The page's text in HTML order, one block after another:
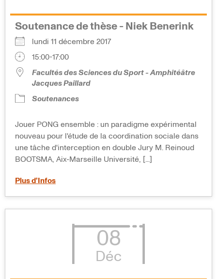
Soutenance de thèse - Niek Benerink
lundi 11 décembre 2017
15:00-17:00
Facultés des Sciences du Sport - Amphitéâtre
Jacques Paillard
Soutenances
Jouer PONG ensemble : un paradigme expérimental
nouveau pour l'étude de la coordination sociale dans
une tâche d'interception en double Jury M. Reinoud
BOOTSMA, Aix-Marseille Université, [...]
Plus d’Infos
08
Déc